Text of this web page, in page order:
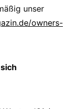
unser
owners-